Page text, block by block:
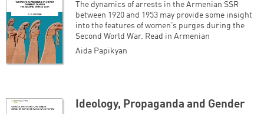
The dynamics of arrests in the Armenian SSR
between 1920 and 1953 may provide some insight
into the features of women’s purges during the
Second World War. Read in Armenian
Aida Papikyan
Ideology, Propaganda and Gender